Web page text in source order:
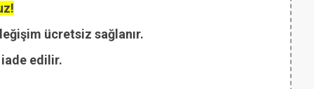
ücretsiz sağlanır.
edilir.